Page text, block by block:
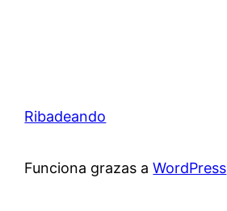
Ribadeando
Funciona grazas aWordPress